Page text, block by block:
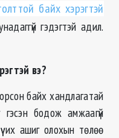
байх хэрэгтэй
гэдэгтэй адил.
вэ?
байх хандлагатай
бодож амжаагүй
их ашиг олохын төлөө